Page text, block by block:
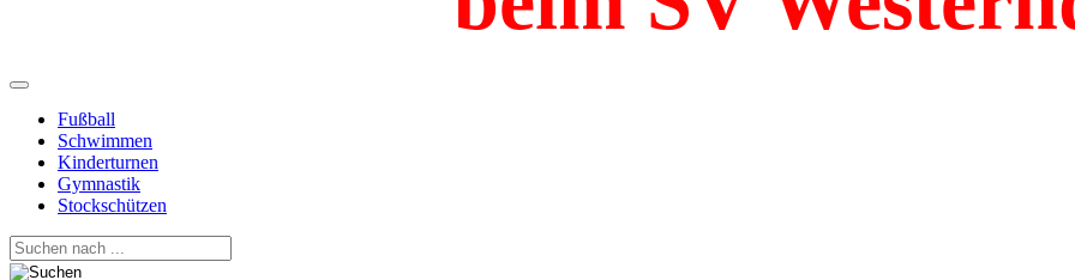
Fußball
Schwimmen
Kinderturnen
Gymnastik
Stockschützen